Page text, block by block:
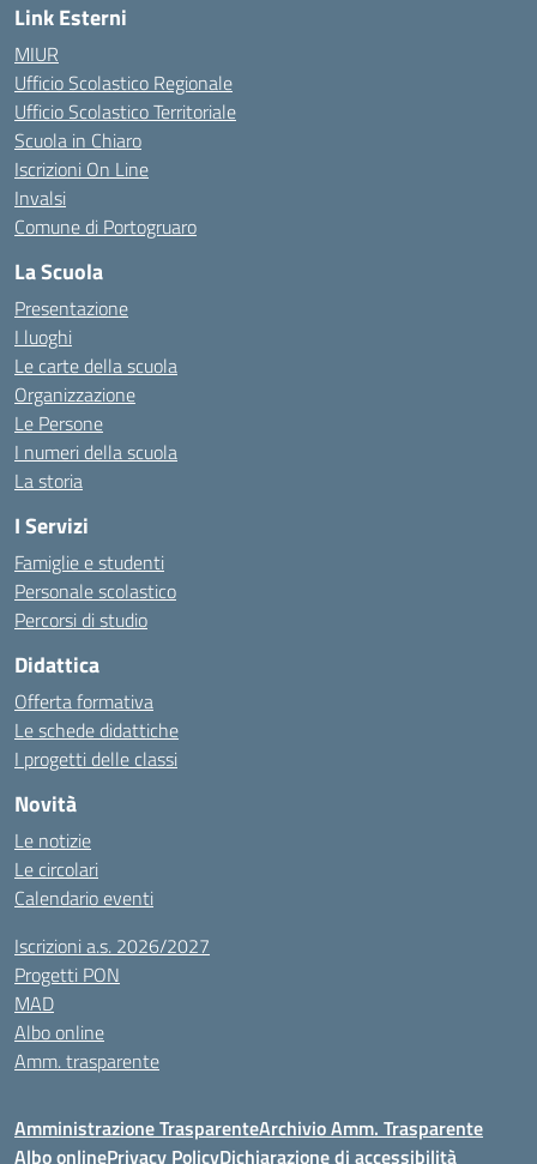
Link Esterni
MIUR
Ufficio Scolastico Regionale
Ufficio Scolastico Territoriale
Scuola in Chiaro
Iscrizioni On Line
Invalsi
Comune di Portogruaro
La Scuola
Presentazione
I luoghi
Le carte della scuola
Organizzazione
Le Persone
I numeri della scuola
La storia
I Servizi
Famiglie e studenti
Personale scolastico
Percorsi di studio
Didattica
Offerta formativa
Le schede didattiche
I progetti delle classi
Novità
Le notizie
Le circolari
Calendario eventi
Iscrizioni a.s. 2026/2027
Progetti PON
MAD
Albo online
Amm. trasparente
Amministrazione TrasparenteArchivio Amm. Trasparente
Albo onlinePrivacy PolicyDichiarazione di accessibilità